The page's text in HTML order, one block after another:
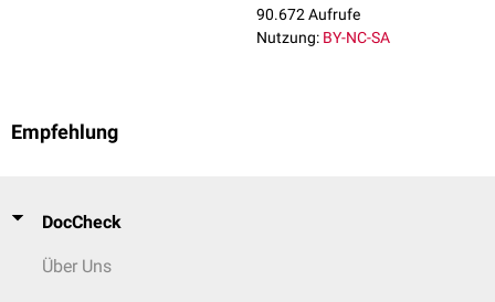
90.672 Aufrufe
Nutzung: BY-NC-SA
Empfehlung
DocCheck
Über Uns